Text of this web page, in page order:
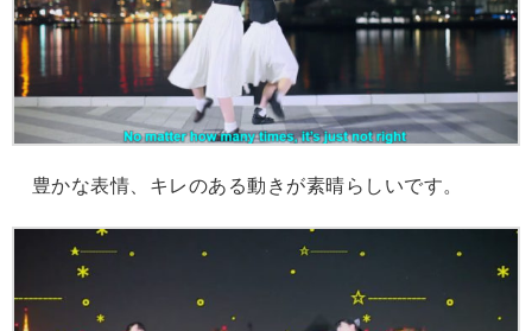
豊かな表情、キレのある動きが素晴らしいです。